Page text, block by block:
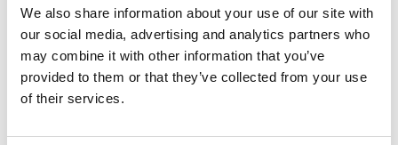
We also share information about your use of our site with
our social media, advertising and analytics partners who
may combine it with other information that you’ve
provided to them or that they’ve collected from your use
of their services.